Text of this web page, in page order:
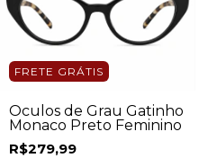
FRETE GRÁTIS
Óculos de Grau Gatinho
Monaco Preto Feminino
R$279,99